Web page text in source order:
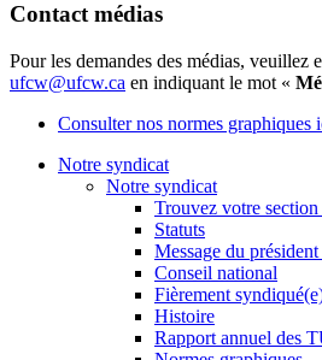
Contact médias
Pour les demandes des médias, veuillez
ufcw@ufcw.ca en indiquant le mot «
Consulter nos normes graphiques
Notre syndicat
Notre syndicat
Trouvez votre
Statuts
Message du
Conseil national
Fièrement
Histoire
Rapport annuel des